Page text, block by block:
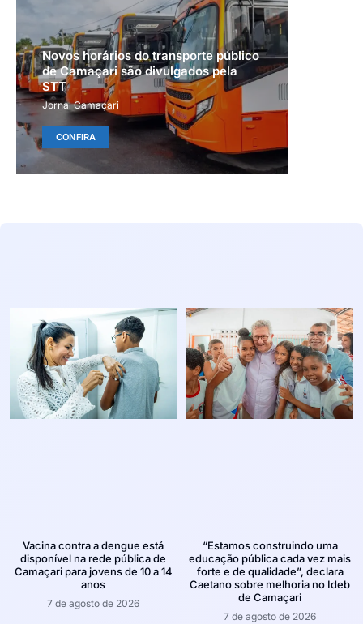
Novos horários do transporte público
de Camaçari são divulgados pela
STT
Jornal Camaçari
CONFIRA
Vacina contra a dengue está
disponível na rede pública de
Camaçari para jovens de 10 a 14
anos
7 de agosto de 2026
“Estamos construindo uma
educação pública cada vez mais
forte e de qualidade”, declara
Caetano sobre melhoria no Ideb
de Camaçari
7 de agosto de 2026